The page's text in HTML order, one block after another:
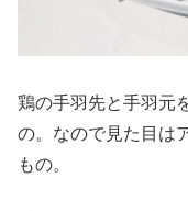
鶏の手羽先と手羽元
の。なので見た目は
もの。